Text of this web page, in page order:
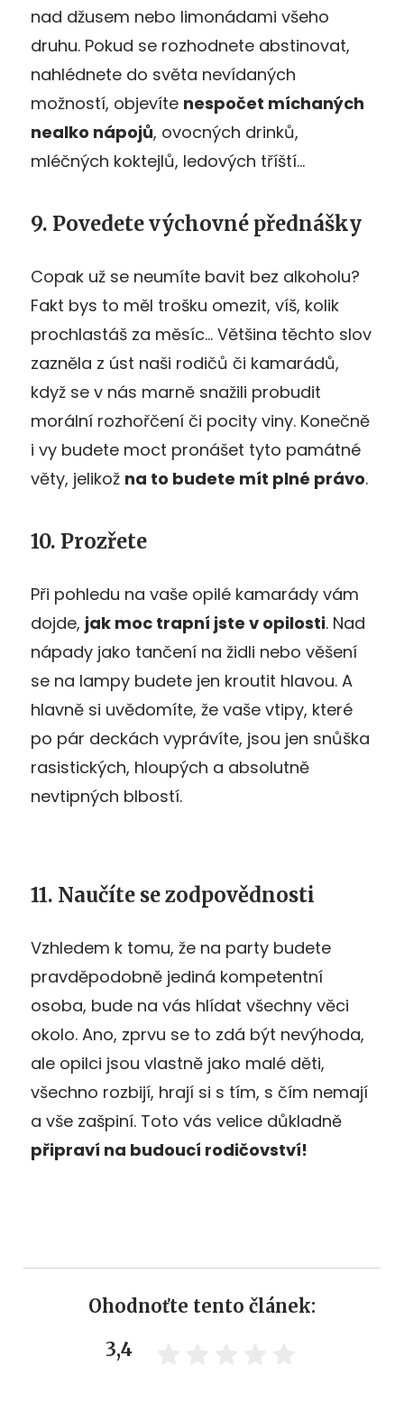
nad džusem nebo limonádami všeho
druhu. Pokud se rozhodnete abstinovat,
nahlédnete do světa nevídaných
možností, objevíte nespočet míchaných
nealko nápojů, ovocných drinků,
mléčných koktejlů, ledových tříští…
9. Povedete výchovné přednášky
Copak už se neumíte bavit bez alkoholu?
Fakt bys to měl trošku omezit, víš, kolik
prochlastáš za měsíc… Většina těchto slov
zazněla z úst naši rodičů či kamarádů,
když se v nás marně snažili probudit
morální rozhořčení či pocity viny. Konečně
i vy budete moct pronášet tyto památné
věty, jelikož na to budete mít plné právo.
10. Prozřete
Při pohledu na vaše opilé kamarády vám
dojde, jak moc trapní jste v opilosti. Nad
nápady jako tančení na židli nebo věšení
se na lampy budete jen kroutit hlavou. A
hlavně si uvědomíte, že vaše vtipy, které
po pár deckách vyprávíte, jsou jen snůška
rasistických, hloupých a absolutně
nevtipných blbostí.
11. Naučíte se zodpovědnosti
Vzhledem k tomu, že na party budete
pravděpodobně jediná kompetentní
osoba, bude na vás hlídat všechny věci
okolo. Ano, zprvu se to zdá být nevýhoda,
ale opilci jsou vlastně jako malé děti,
všechno rozbijí, hrají si s tím, s čím nemají
a vše zašpiní. Toto vás velice důkladně
připraví na budoucí rodičovství!
Ohodnoťte tento článek:
3,4